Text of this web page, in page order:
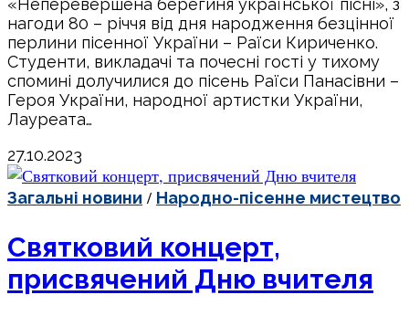
«Неперевершена берегиня української пісні», з
нагоди 80 – річчя від дня народження безцінної
перлини пісенної України – Раїси Кириченко.
Студенти, викладачі та почесні гості у тихому
спомині долучилися до пісень Раїси Панасівни –
Героя України, народної артистки України,
Лауреата…
27.10.2023
Загальні новини / Народно-пісенне мистецтво
Святковий концерт,
присвячений Дню вчителя